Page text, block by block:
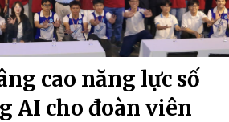
cao năng lực số
AI cho đoàn viên